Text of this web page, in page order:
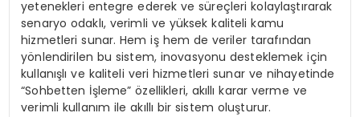
yetenekleri entegre ederek ve süreçleri kolaylaştırarak
senaryo odaklı, verimli ve yüksek kaliteli kamu
hizmetleri sunar. Hem iş hem de veriler tarafından
yönlendirilen bu sistem, inovasyonu desteklemek için
kullanışlı ve kaliteli veri hizmetleri sunar ve nihayetinde
“Sohbetten İşleme” özellikleri, akıllı karar verme ve
verimli kullanım ile akıllı bir sistem oluşturur.